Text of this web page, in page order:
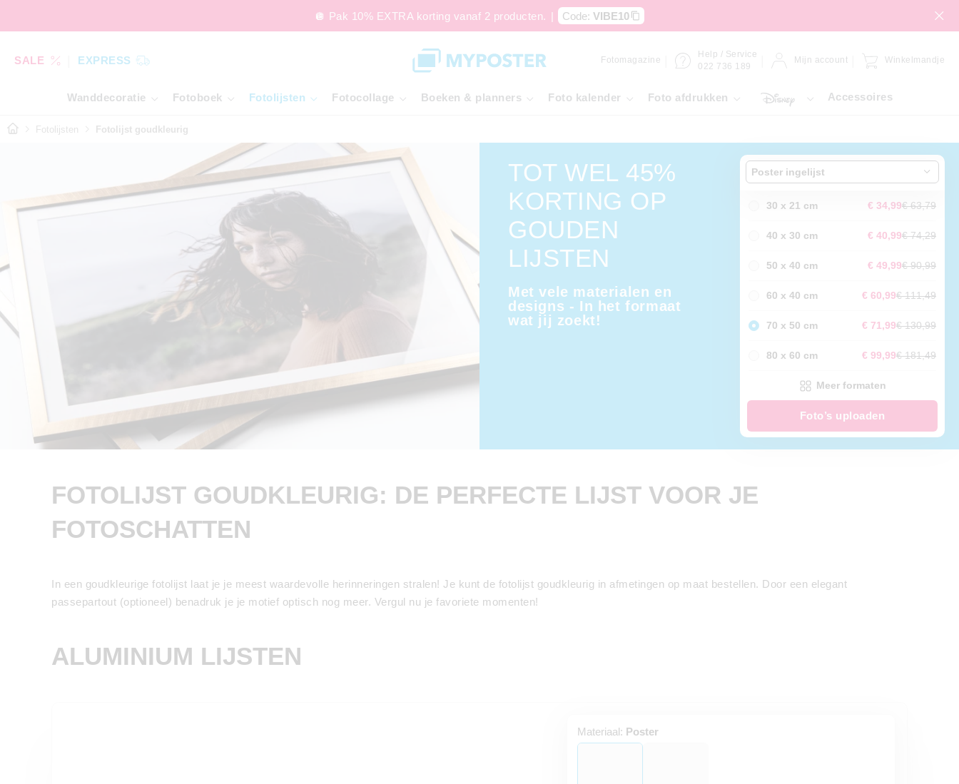
🪩 Pak 10% EXTRA korting vanaf 2 producten. | Code:VIBE10
SALE EXPRESS Fotomagazine
Help / Service
022 736 189
Mijn account Winkelmandje
Wanddecoratie Fotoboek Fotolijsten Fotocollage Boeken & planners Foto kalender Foto afdrukken Accessoires
Fotolijsten Fotolijst goudkleurig
TOT WEL 45%
KORTING OP
GOUDEN
LIJSTEN
Met vele materialen en
designs - In het formaat
wat jij zoekt!
Poster ingelijst
30 x 21 cm € 34,99€ 63,79
40 x 30 cm € 40,99€ 74,29
50 x 40 cm € 49,99€ 90,99
60 x 40 cm € 60,99€ 111,49
70 x 50 cm € 71,99€ 130,99
80 x 60 cm € 99,99€ 181,49
Meer formaten
Foto’s uploaden
FOTOLIJST GOUDKLEURIG: DE PERFECTE LIJST VOOR JE
FOTOSCHATTEN
In een goudkleurige fotolijst laat je je meest waardevolle herinneringen stralen! Je kunt de fotolijst goudkleurig in afmetingen op maat bestellen. Door een elegant
passepartout (optioneel) benadruk je je motief optisch nog meer. Vergul nu je favoriete momenten!
ALUMINIUM LIJSTEN
Materiaal: Poster